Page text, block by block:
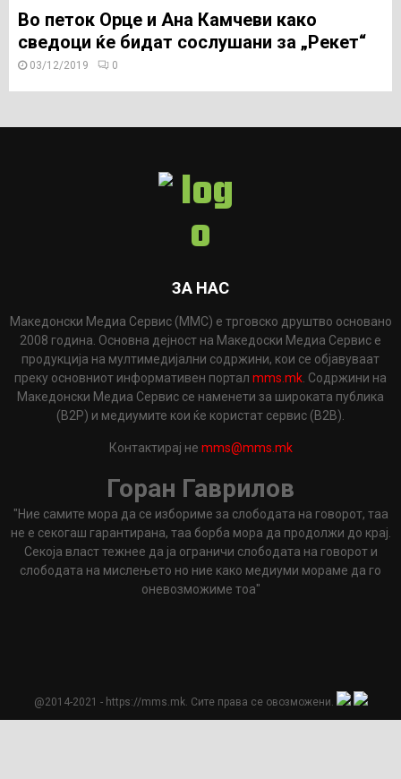
Во петок Орце и Ана Камчеви како
сведоци ќе бидат сослушани за „Рекет“
03/12/2019 0
ЗА НАС
Македонски Медиа Сервис (ММС) е трговско друштво основано
2008 година. Основна дејност на Македоски Медиа Сервис е
продукција на мултимедијални содржини, кои се објавуваат
преку основниот информативен портал mms.mk . Содржини на
Македонски Медиа Сервис се наменети за широката публика
(B2P) и медиумите кои ќе користат сервис (B2B).
Контактирај не mms@mms.mk
Горан Гаврилов
"Ние самите мора да се избориме за слободата на говорот, таа
не е секогаш гарантирана, таа борба мора да продолжи до крај.
Секоја власт тежнее да ја ограничи слободата на говорот и
слободата на мислењето но ние како медиуми мораме да го
оневозможиме тоа"
@2014-2021 - https://mms.mk. Сите права се овозможени.